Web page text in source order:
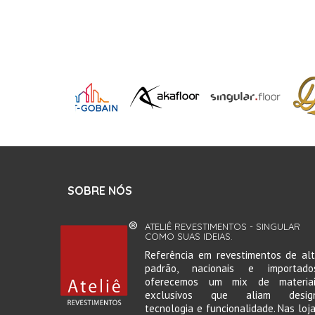
SOBRE NÓS
ATELIÊ REVESTIMENTOS - SINGULAR
COMO SUAS IDEIAS.
Referência em revestimentos de
padrão, nacionais e
oferecemos um mix de
exclusivos que aliam
tecnologia e funcionalidade. Nas